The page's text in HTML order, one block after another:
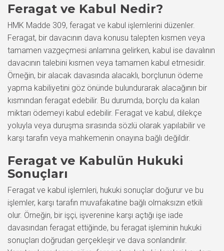
Feragat ve Kabul Nedir?
HMK Madde 309, feragat ve kabul işlemlerini düzenler.
Feragat, bir davacının dava konusu talepten kısmen veya
tamamen vazgeçmesi anlamına gelirken, kabul ise davalının
davacının talebini kısmen veya tamamen kabul etmesidir.
Örneğin, bir alacak davasında alacaklı, borçlunun ödeme
yapma kabiliyetini göz önünde bulundurarak alacağının bir
kısmından feragat edebilir. Bu durumda, borçlu da kalan
miktarı ödemeyi kabul edebilir. Feragat ve kabul, dilekçe
yoluyla veya duruşma sırasında sözlü olarak yapılabilir ve
karşı tarafın veya mahkemenin onayına bağlı değildir.
Feragat ve Kabulün Hukuki
Sonuçları
Feragat ve kabul işlemleri, hukuki sonuçlar doğurur ve bu
işlemler, karşı tarafın muvafakatine bağlı olmaksızın etkili
olur. Örneğin, bir işçi, işverenine karşı açtığı işe iade
davasından feragat ettiğinde, bu feragat işleminin hukuki
sonuçları doğrudan gerçekleşir ve dava sonlandırılır.